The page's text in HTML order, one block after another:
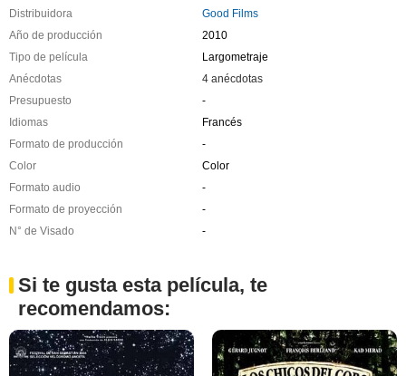
Distribuidora
Good Films
Año de producción
2010
Tipo de película
Largometraje
Anécdotas
4 anécdotas
Presupuesto
-
Idiomas
Francés
Formato de producción
-
Color
Color
Formato audio
-
Formato de proyección
-
N° de Visado
-
Si te gusta esta película, te
recomendamos: